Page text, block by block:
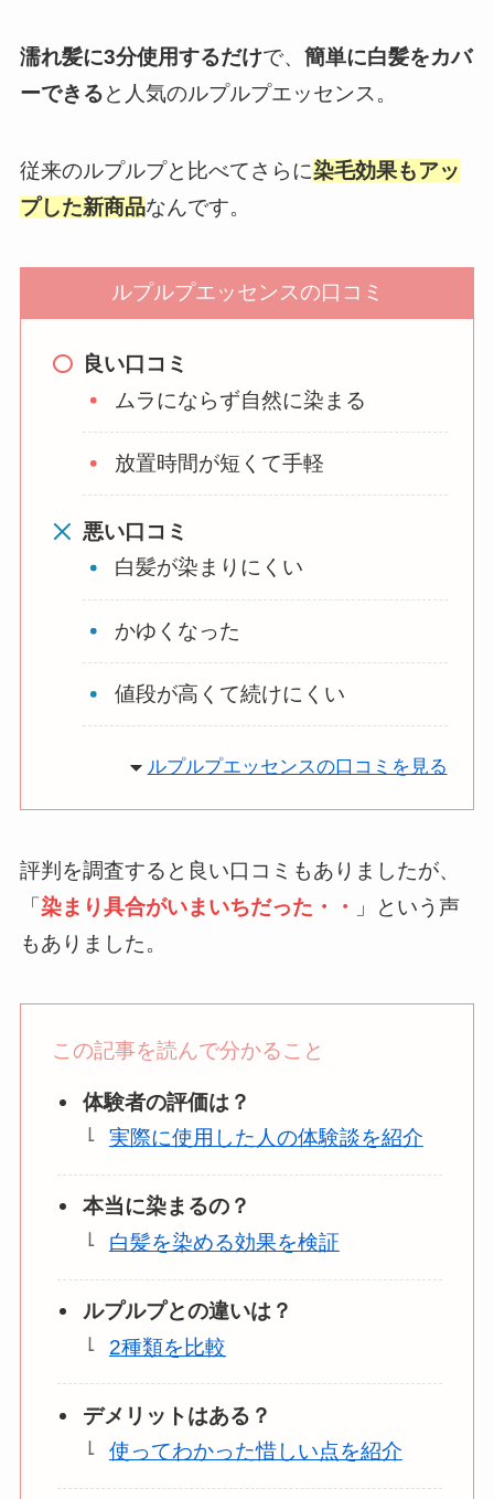
濡れ髪に3分使用するだけで、 簡単に白髪をカバ
ーできると人気のルプルプエッセンス。
従来のルプルプと比べてさらに染毛効果もアッ
プした新商品なんです。
ルプルプエッセンスの口コミ
良い口コミ
ムラにならず自然に染まる
放置時間が短くて手軽
悪い口コミ
白髪が染まりにくい
かゆくなった
値段が高くて続けにくい
ルプルプエッセンスの口コミを見る
評判を調査すると良い口コミもありましたが、
「 染まり具合がいまいちだった・・
」という声
もありました。
この記事を読んで分かること
体験者の評価は？
実際に使用した人の体験談を紹介
本当に染まるの？
白髪を染める効果を検証
ルプルプとの違いは？
2種類を比較
デメリットはある？
使ってわかった惜しい点を紹介